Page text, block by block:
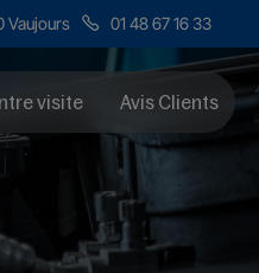
Vaujours 01 48 67 16 33
visite Avis Clients